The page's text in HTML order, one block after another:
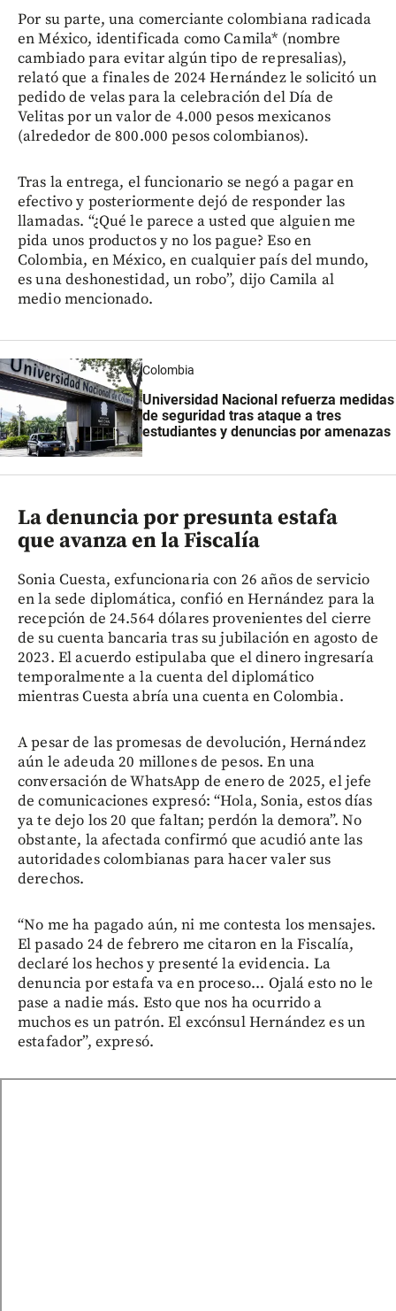
Por su parte, una comerciante colombiana radicada
en México, identificada como Camila* (nombre
cambiado para evitar algún tipo de represalias),
relató que a finales de 2024 Hernández le solicitó un
pedido de velas para la celebración del Día de
Velitas por un valor de 4.000 pesos mexicanos
(alrededor de 800.000 pesos colombianos).
Tras la entrega, el funcionario se negó a pagar en
efectivo y posteriormente dejó de responder las
llamadas. “¿Qué le parece a usted que alguien me
pida unos productos y no los pague? Eso en
Colombia, en México, en cualquier país del mundo,
es una deshonestidad, un robo”, dijo Camila al
medio mencionado.
Colombia
Universidad Nacional refuerza medidas
de seguridad tras ataque a tres
estudiantes y denuncias por amenazas
La denuncia por presunta estafa
que avanza en la Fiscalía
Sonia Cuesta, exfuncionaria con 26 años de servicio
en la sede diplomática, confió en Hernández para la
recepción de 24.564 dólares provenientes del cierre
de su cuenta bancaria tras su jubilación en agosto de
2023. El acuerdo estipulaba que el dinero ingresaría
temporalmente a la cuenta del diplomático
mientras Cuesta abría una cuenta en Colombia.
A pesar de las promesas de devolución, Hernández
aún le adeuda 20 millones de pesos. En una
conversación de WhatsApp de enero de 2025, el jefe
de comunicaciones expresó: “Hola, Sonia, estos días
ya te dejo los 20 que faltan; perdón la demora”. No
obstante, la afectada confirmó que acudió ante las
autoridades colombianas para hacer valer sus
derechos.
“No me ha pagado aún, ni me contesta los mensajes.
El pasado 24 de febrero me citaron en la Fiscalía,
declaré los hechos y presenté la evidencia. La
denuncia por estafa va en proceso... Ojalá esto no le
pase a nadie más. Esto que nos ha ocurrido a
muchos es un patrón. El excónsul Hernández es un
estafador”, expresó.